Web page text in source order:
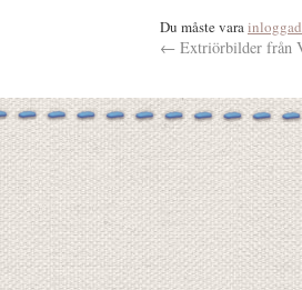
← Extriörbilder från
Du måste varainloggad